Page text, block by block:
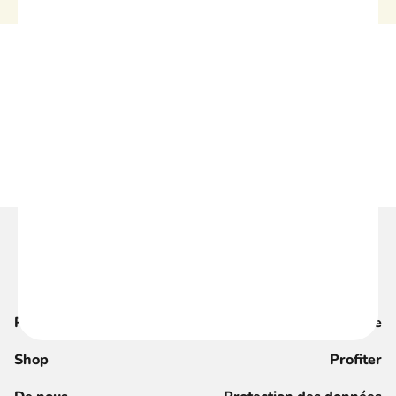
Recherche
Magazine
Shop
Profiter